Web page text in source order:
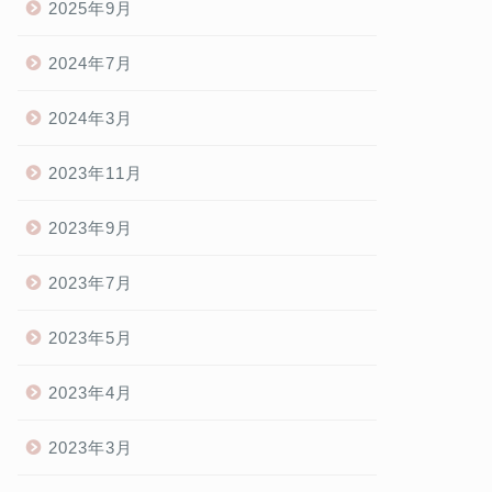
2025年9月
2024年7月
2024年3月
2023年11月
2023年9月
2023年7月
2023年5月
2023年4月
2023年3月